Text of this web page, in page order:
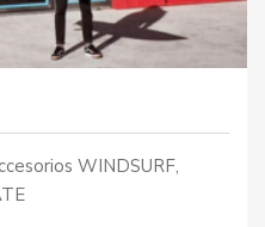
WINDSURF,